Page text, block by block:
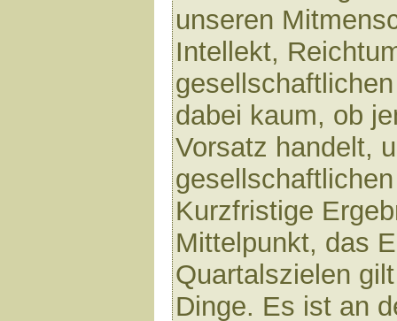
unseren
Intellekt,
dabei kaum, ob
Vorsatz handelt,
Kurzfristige
Mittelpunkt, das
Quartalszielen
Dinge. Es ist an